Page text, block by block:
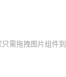
需拖拽图片组件